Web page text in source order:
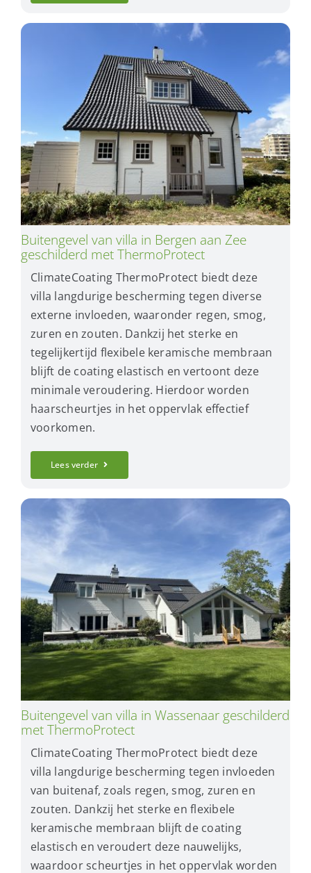
Buitengevel van villa in Bergen aan Zee
geschilderd met ThermoProtect
ClimateCoating ThermoProtect biedt deze
villa langdurige bescherming tegen diverse
externe invloeden, waaronder regen, smog,
zuren en zouten. Dankzij het sterke en
tegelijkertijd flexibele keramische membraan
blijft de coating elastisch en vertoont deze
minimale veroudering. Hierdoor worden
haarscheurtjes in het oppervlak effectief
voorkomen.
Lees verder
Buitengevel van villa in Wassenaar geschilderd
met ThermoProtect
ClimateCoating ThermoProtect biedt deze
villa langdurige bescherming tegen invloeden
van buitenaf, zoals regen, smog, zuren en
zouten. Dankzij het sterke en flexibele
keramische membraan blijft de coating
elastisch en veroudert deze nauwelijks,
waardoor scheurtjes in het oppervlak worden